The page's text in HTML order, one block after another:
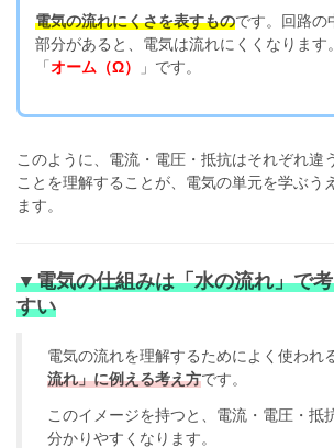
電気の流れにくさを表すものです。回路の
部分があると、電気は流れにくくなります
「 オーム（Ω） 」です。
このように、電流・電圧・抵抗はそれぞれ違
ことを理解することが、電気の単元を学ぶう
ます。
▼電気の仕組みは「水の流れ」で
すい
電気の流れを理解するためによく使われ
流れ」に例える考え方です。
このイメージを持つと、電流・電圧・抵
分かりやすくなります。